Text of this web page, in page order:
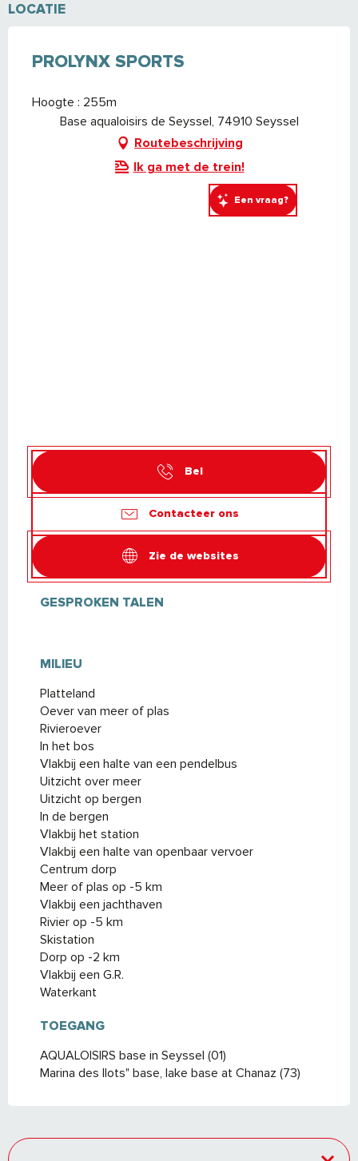
Een vraag?
LOCATIE
PROLYNX SPORTS
Hoogte : 255m
Base aqualoisirs de Seyssel, 74910 Seyssel
Routebeschrijving
Ik ga met de trein!
Bel
Contacteer ons
Zie de websites
GESPROKEN TALEN
GESPROKEN TALEN
MILIEU
MILIEU
Platteland
Oever van meer of plas
Rivieroever
In het bos
Vlakbij een halte van een pendelbus
Uitzicht over meer
Uitzicht op bergen
In de bergen
Vlakbij het station
Vlakbij een halte van openbaar vervoer
Centrum dorp
Meer of plas op -5 km
Vlakbij een jachthaven
Rivier op -5 km
Skistation
Dorp op -2 km
Vlakbij een G.R.
Waterkant
TOEGANG
TOEGANG
AQUALOISIRS base in Seyssel (01)
Marina des Ilots" base, lake base at Chanaz (73)